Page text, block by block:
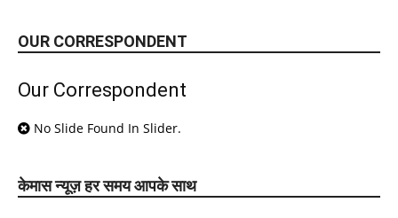
OUR CORRESPONDENT
Our Correspondent
No Slide Found In Slider.
केमास न्यूज़ हर समय आपके साथ